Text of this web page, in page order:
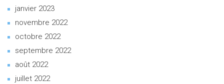
janvier 2023
novembre 2022
octobre 2022
septembre 2022
août 2022
juillet 2022